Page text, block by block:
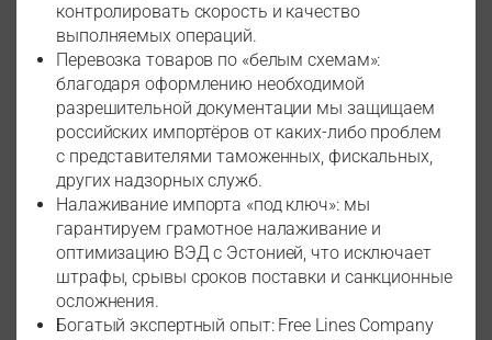
контролировать скорость и качество
выполняемых операций.
Перевозка товаров по «белым схемам»:
благодаря оформлению необходимой
разрешительной документации мы защищаем
российских импортёров от каких-либо проблем
с представителями таможенных, фискальных,
других надзорных служб.
Налаживание импорта «под ключ»: мы
гарантируем грамотное налаживание и
оптимизацию ВЭД с Эстонией, что исключает
штрафы, срывы сроков поставки и санкционные
осложнения.
Богатый экспертный опыт: Free Lines Company